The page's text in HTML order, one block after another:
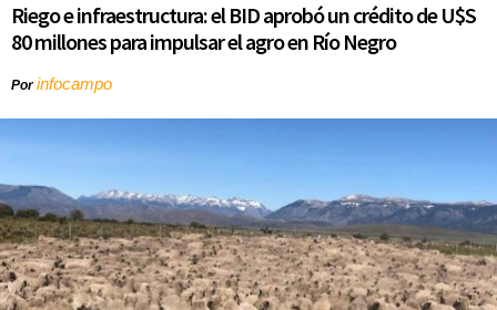
Riego e infraestructura: el BID aprobó un crédito de U$S
80 millones para impulsar el agro en Río Negro
Porinfocampo